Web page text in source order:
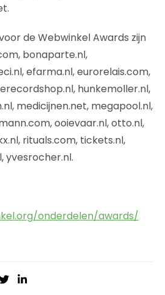
de Webwinkel Awards zijn
bonaparte.nl,
efarma.nl, eurorelais.com,
hunkemoller.nl,
medicijnen.net, megapool.nl,
ooievaar.nl, otto.nl,
rituals.com, tickets.nl,
yvesrocher.nl.
onderdelen/awards/